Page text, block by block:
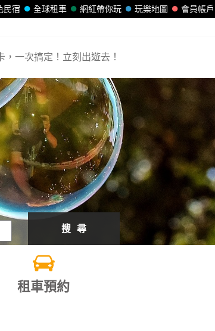
會員帳戶
玩樂地圖
網紅帶你玩
全球租車
民宿
一次搞定！立刻出遊去！
搜 尋
租車預約